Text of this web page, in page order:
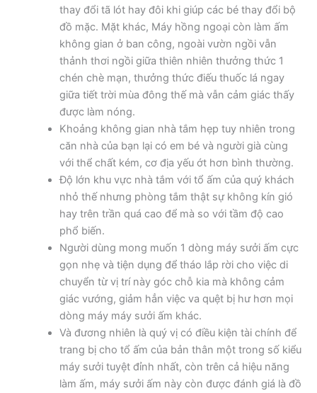
thay đổi tã lót hay đôi khi giúp các bé thay đổi bộ
đồ mặc. Mặt khác, Máy hồng ngoại còn làm ấm
không gian ở ban công, ngoài vườn ngồi vẫn
thảnh thơi ngồi giữa thiên nhiên thưởng thức 1
chén chè mạn, thưởng thức điếu thuốc lá ngay
giữa tiết trời mùa đông thế mà vẫn cảm giác thấy
được làm nóng.
Khoảng không gian nhà tắm hẹp tuy nhiên trong
căn nhà của bạn lại có em bé và người già cùng
với thể chất kém, cơ địa yếu ớt hơn bình thường.
Độ lớn khu vực nhà tắm với tổ ấm của quý khách
nhỏ thế nhưng phòng tắm thật sự không kín gió
hay trên trần quá cao để mà so với tầm độ cao
phổ biến.
Người dùng mong muốn 1 dòng máy sưởi ấm cực
gọn nhẹ và tiện dụng để tháo lắp rời cho việc di
chuyển từ vị trí này góc chỗ kia mà không cảm
giác vướng, giảm hẳn việc va quệt bị hư hơn mọi
dòng máy máy sưởi ấm khác.
Và đương nhiên là quý vị có điều kiện tài chính để
trang bị cho tổ ấm của bản thân một trong số kiểu
máy sưởi tuyệt đỉnh nhất, còn trên cả hiệu năng
làm ấm, máy sưởi ấm này còn được đánh giá là đồ